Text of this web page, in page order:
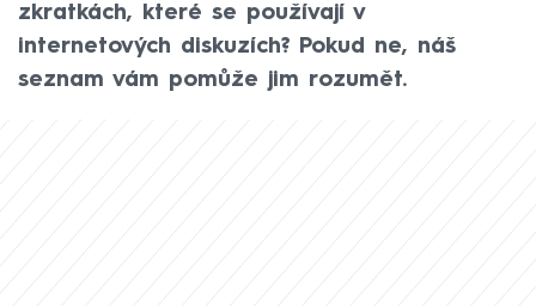
zkratkách, které se používají v
internetových diskuzích? Pokud ne, náš
seznam vám pomůže jim rozumět.